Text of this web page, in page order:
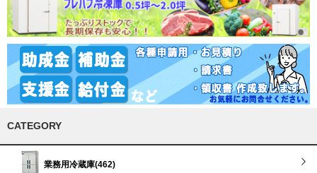
CATEGORY
業務用冷蔵庫(462)